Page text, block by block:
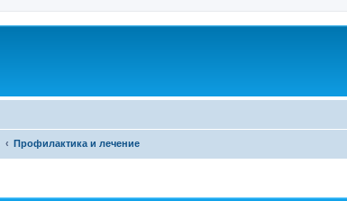
Профилактика и лечение